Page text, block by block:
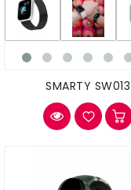
SMARTY SW013